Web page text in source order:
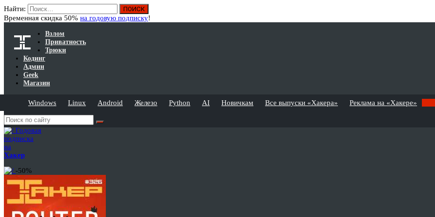
Найти:
Временная скидка 50% на годовую подписку!
Взлом
Приватность
Трюки
Кодинг
Админ
Geek
Магазин
Windows Linux Android Железо Python AI Новичкам Все выпуски «Хакера» Реклама на «Хакере»
Годовая
подписка
на
Хакер
-50%